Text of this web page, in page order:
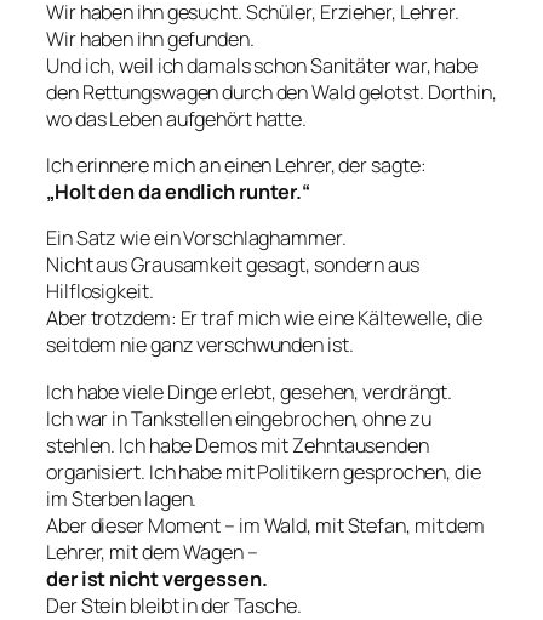
Wir haben ihn gesucht. Schüler, Erzieher, Lehrer.
Wir haben ihn gefunden.
Und ich, weil ich damals schon Sanitäter war, habe
den Rettungswagen durch den Wald gelotst. Dorthin,
wo das Leben aufgehört hatte.
Ich erinnere mich an einen Lehrer, der sagte:
„Holt den da endlich runter.“
Ein Satz wie ein Vorschlaghammer.
Nicht aus Grausamkeit gesagt, sondern aus
Hilflosigkeit.
Aber trotzdem: Er traf mich wie eine Kältewelle, die
seitdem nie ganz verschwunden ist.
Ich habe viele Dinge erlebt, gesehen, verdrängt.
Ich war in Tankstellen eingebrochen, ohne zu
stehlen. Ich habe Demos mit Zehntausenden
organisiert. Ich habe mit Politikern gesprochen, die
im Sterben lagen.
Aber dieser Moment – im Wald, mit Stefan, mit dem
Lehrer, mit dem Wagen –
der ist nicht vergessen.
Der Stein bleibt in der Tasche.